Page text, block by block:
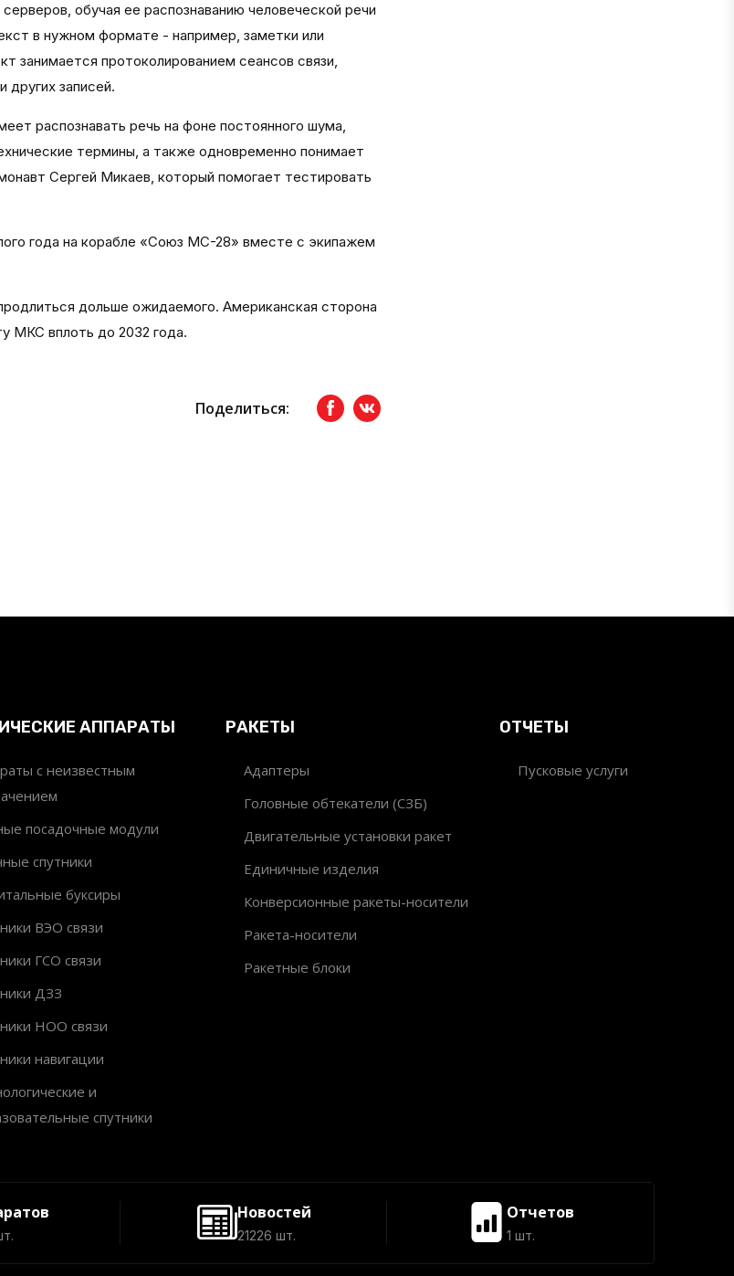
обучая ее распознаванию человеческой речи
в нужном формате - например, заметки или
занимается протоколированием сеансов связи,
записей.
распознавать речь на фоне постоянного шума,
термины, а также одновременно понимает
Сергей Микаев, который помогает тестировать
года на корабле «Союз МС-28» вместе с экипажем
дольше ожидаемого. Американская сторона
МКС вплоть до 2032 года.
Поделиться: FacebookвКонтакте
АППАРАТЫ
с неизвестным
посадочные модули
спутники
буксиры
ВЭО связи
ГСО связи
ДЗЗ
НОО связи
навигации
и
спутники
РАКЕТЫ
Адаптеры
Головные обтекатели (СЗБ)
Двигательные установки ракет
Единичные изделия
Конверсионные ракеты-носители
Ракета-носители
Ракетные блоки
ОТЧЕТЫ
Пусковые услуги
Новостей
21226 шт.
Отчетов
1 шт.